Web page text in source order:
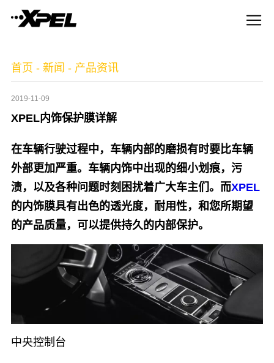
首页 - 新闻 - 产品资讯
2019-11-09
XPEL内饰保护膜详解
在车辆行驶过程中，车辆内部的磨损有时要比车辆
外部更加严重。车辆内饰中出现的细小划痕，污
渍，以及各种问题时刻困扰着广大车主们。而XPEL
的内饰膜具有出色的透光度，耐用性，和您所期望
的产品质量，可以提供持久的内部保护。
中央控制台